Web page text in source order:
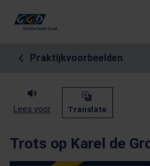
Als de resultaten voor automatisch
Praktijkvoorbeelden
Lees voor Translate
Trots op Karel de